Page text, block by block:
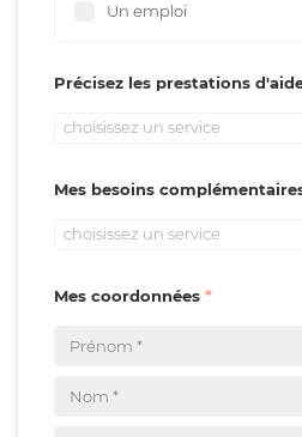
Un emploi
Précisez les prestations
choisissez un service
Mes besoins
choisissez un service
Mes coordonnées